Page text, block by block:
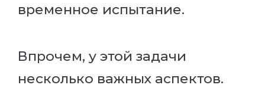
временное испытание.
Впрочем, у этой задачи
несколько важных аспектов.